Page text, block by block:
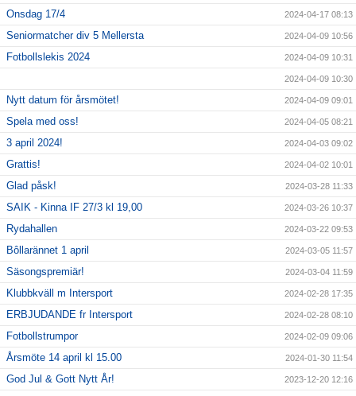
Onsdag 17/4 2024-04-17 08:13
Seniormatcher div 5 Mellersta 2024-04-09 10:56
Fotbollslekis 2024 2024-04-09 10:31
2024-04-09 10:30
Nytt datum för årsmötet! 2024-04-09 09:01
Spela med oss! 2024-04-05 08:21
3 april 2024! 2024-04-03 09:02
Grattis! 2024-04-02 10:01
Glad påsk! 2024-03-28 11:33
SAIK - Kinna IF 27/3 kl 19,00 2024-03-26 10:37
Rydahallen 2024-03-22 09:53
Bôllarännet 1 april 2024-03-05 11:57
Säsongspremiär! 2024-03-04 11:59
Klubbkväll m Intersport 2024-02-28 17:35
ERBJUDANDE fr Intersport 2024-02-28 08:10
Fotbollstrumpor 2024-02-09 09:06
Årsmöte 14 april kl 15.00 2024-01-30 11:54
God Jul & Gott Nytt År! 2023-12-20 12:16